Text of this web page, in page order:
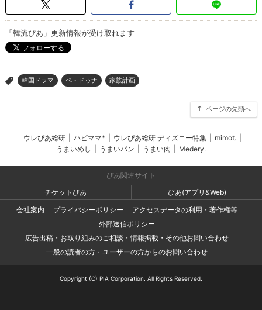
「韓流ぴあ」更新情報が受け取れます
> 韓国ドラマ ペ・ドゥナ 家族計画
ページの先頭へ
ウレぴあ総研 ハピママ* ウレぴあ総研 ディズニー特集 mimot.
うまいめし
うまいパン うまい肉 Medery.
ぴあ関連サイト
チケットぴあ
ぴあ(アプリ&Web)
会社案内
プライバシーポリシー
アクセスデータの利用・著作権等
外部送信ポリシー
広告出稿・お取り組みのご相談・情報掲載・その他お問い合わせ
一般の読者の方・ユーザーの方からのお問い合わせ
Copyright (C) PIA Corporation. All Rights Reserved.